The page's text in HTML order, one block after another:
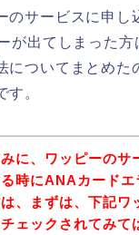
のサービスに申し
が出てしまった方
についてまとめた
す。
に、ワッピーのサ
時にANAカードエ
、まずは、下記ワ
チェックされてみて